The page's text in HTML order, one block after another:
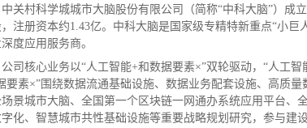
中关村科学城城市大脑股份有限公司（简称“中科大脑”）成
注册资本约1.43亿。中科大脑是国家级专精特新重点“小
度应用服务商。
公司核心业务以“人工智能+和数据要素×”双轮驱动，“人工
要素×”围绕数据流通基础设施、数据业务配套设施、高质
景城市大脑、全国第一个区块链一网通办系统应用平台、
化、智慧城市共性基础设施等重要战略规划研究，参与建